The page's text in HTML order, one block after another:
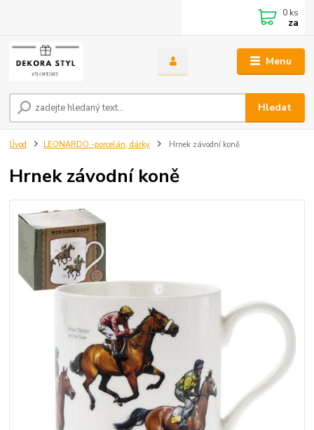
Menu
Hledat
0 ks
za
Úvod LEONARDO -porcelán, dárky Hrnek závodní koně
Hrnek závodní koně